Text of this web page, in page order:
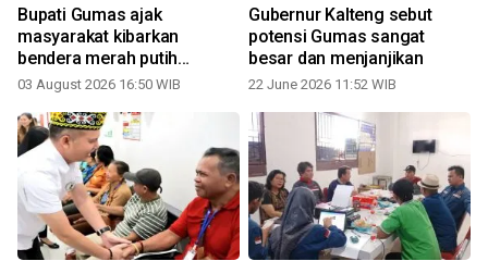
Bupati Gumas ajak
masyarakat kibarkan
bendera merah putih
sepanjang Agustus 2026
03 August 2026 16:50 WIB
Gubernur Kalteng sebut
potensi Gumas sangat
besar dan menjanjikan
22 June 2026 11:52 WIB